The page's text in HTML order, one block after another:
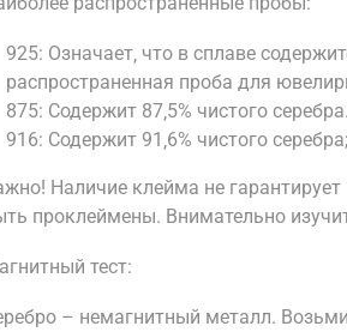
925: Означает‚ что в сплаве
распространенная проба для
875: Содержит 87‚5% чистого серебра.
916: Содержит 91‚6% чистого серебра;
Наличие клейма не
проклеймены. Внимательно
тест:
– немагнитный металл.